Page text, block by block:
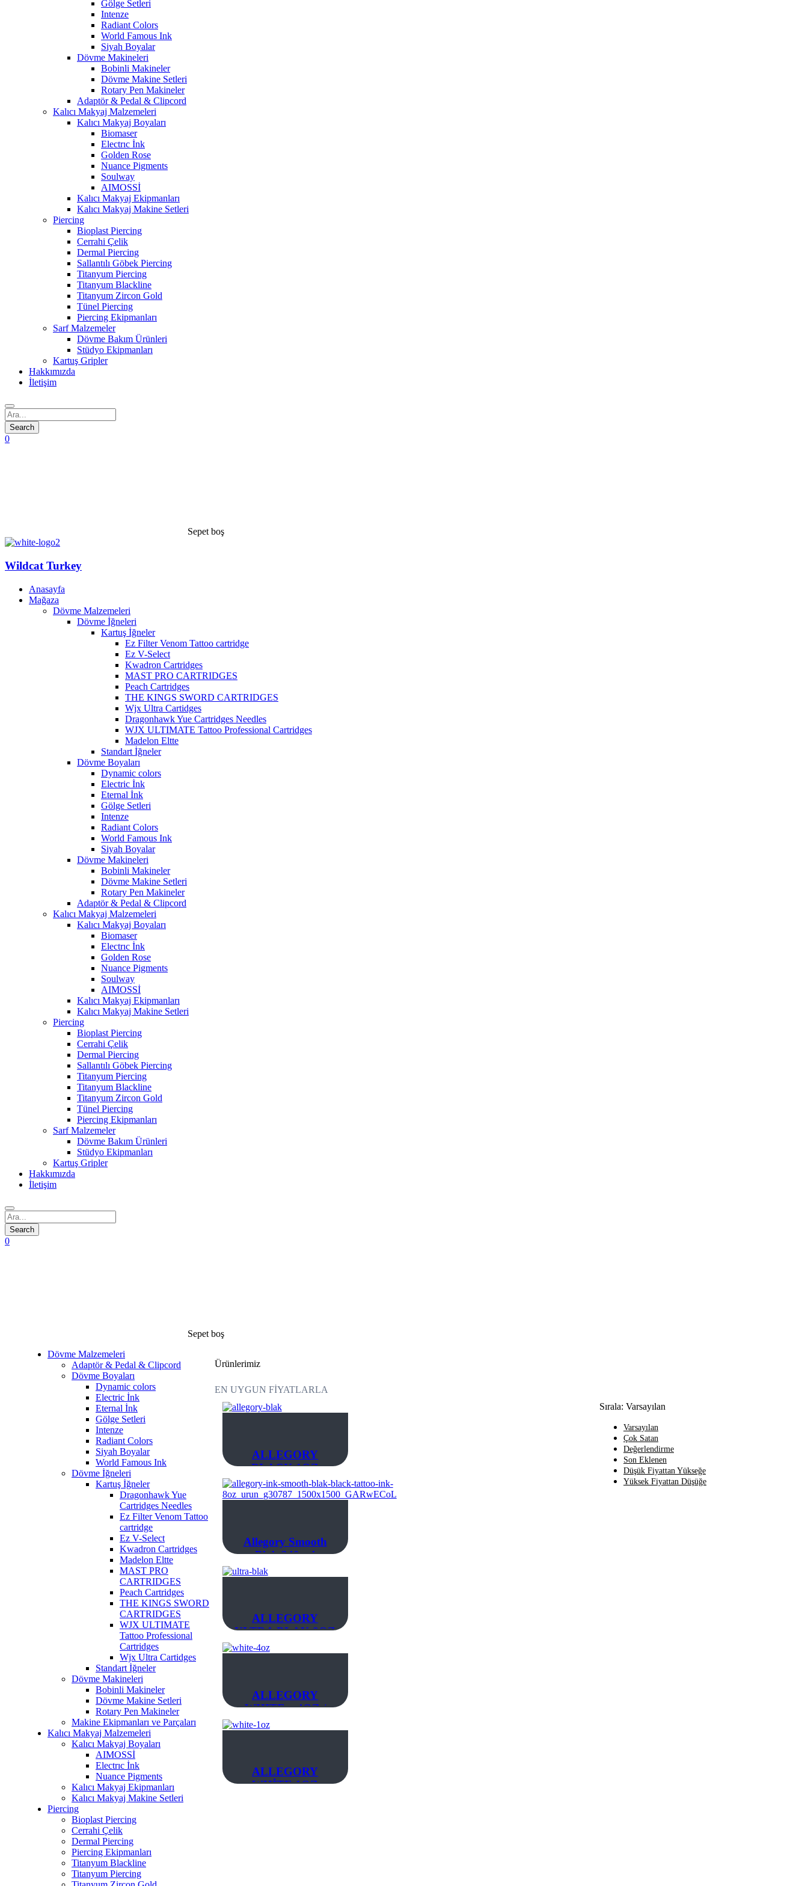
Gölge Setleri
Intenze
Radiant Colors
World Famous Ink
Siyah Boyalar
Dövme Makineleri
Bobinli Makineler
Dövme Makine Setleri
Rotary Pen Makineler
Adaptör & Pedal & Clipcord
Kalıcı Makyaj Malzemeleri
Kalıcı Makyaj Boyaları
Biomaser
Electrıc İnk
Golden Rose
Nuance Pigments
Soulway
AIMOSSİ
Kalıcı Makyaj Ekipmanları
Kalıcı Makyaj Makine Setleri
Piercing
Bioplast Piercing
Cerrahi Çelik
Dermal Piercing
Sallantılı Göbek Piercing
Titanyum Piercing
Titanyum Blackline
Titanyum Zircon Gold
Tünel Piercing
Piercing Ekipmanları
Sarf Malzemeler
Dövme Bakım Ürünleri
Stüdyo Ekipmanları
Kartuş Gripler
Hakkımızda
İletişim
0
Sepet boş
Wildcat Turkey
Anasayfa
Mağaza
Dövme Malzemeleri
Dövme İğneleri
Kartuş İğneler
Ez Filter Venom Tattoo cartridge
Ez V-Select
Kwadron Cartridges
MAST PRO CARTRIDGES
Peach Cartridges
THE KINGS SWORD CARTRIDGES
Wjx Ultra Cartidges
Dragonhawk Yue Cartridges Needles
WJX ULTIMATE Tattoo Professional Cartridges
Madelon Eltte
Standart İğneler
Dövme Boyaları
Dynamic colors
Electric İnk
Eternal İnk
Gölge Setleri
Intenze
Radiant Colors
World Famous Ink
Siyah Boyalar
Dövme Makineleri
Bobinli Makineler
Dövme Makine Setleri
Rotary Pen Makineler
Adaptör & Pedal & Clipcord
Kalıcı Makyaj Malzemeleri
Kalıcı Makyaj Boyaları
Biomaser
Electrıc İnk
Golden Rose
Nuance Pigments
Soulway
AIMOSSİ
Kalıcı Makyaj Ekipmanları
Kalıcı Makyaj Makine Setleri
Piercing
Bioplast Piercing
Cerrahi Çelik
Dermal Piercing
Sallantılı Göbek Piercing
Titanyum Piercing
Titanyum Blackline
Titanyum Zircon Gold
Tünel Piercing
Piercing Ekipmanları
Sarf Malzemeler
Dövme Bakım Ürünleri
Stüdyo Ekipmanları
Kartuş Gripler
Hakkımızda
İletişim
0
Sepet boş
Ürünlerimiz
Sırala: Varsayılan
Varsayılan
Çok Satan
Değerlendirme
Son Eklenen
Düşük Fiyattan Yükseğe
Yüksek Fiyattan Düşüğe
ALLEGORY
BLACK 1OZ
Allegory Smooth
Blak 240 ml
ALLEGORY
ULTRA BLAK 8OZ
ALLEGORY
WHITE – 4OZ /
120ML
ALLEGORY
WHİTE 1OZ
Dövme Malzemeleri
Adaptör & Pedal & Clipcord
Dövme Boyaları
Dynamic colors
Electric İnk
Eternal İnk
Gölge Setleri
Intenze
Radiant Colors
Siyah Boyalar
World Famous Ink
Dövme İğneleri
Kartuş İğneler
Dragonhawk Yue
Cartridges Needles
Ez Filter Venom Tattoo
cartridge
Ez V-Select
Kwadron Cartridges
Madelon Eltte
MAST PRO
CARTRIDGES
Peach Cartridges
THE KINGS SWORD
CARTRIDGES
WJX ULTIMATE
Tattoo Professional
Cartridges
Wjx Ultra Cartidges
Standart İğneler
Dövme Makineleri
Bobinli Makineler
Dövme Makine Setleri
Rotary Pen Makineler
Makine Ekipmanları ve Parçaları
Kalıcı Makyaj Malzemeleri
Kalıcı Makyaj Boyaları
AIMOSSİ
Electrıc İnk
Nuance Pigments
Kalıcı Makyaj Ekipmanları
Kalıcı Makyaj Makine Setleri
Piercing
Bioplast Piercing
Cerrahi Çelik
Dermal Piercing
Piercing Ekipmanları
Titanyum Blackline
Titanyum Piercing